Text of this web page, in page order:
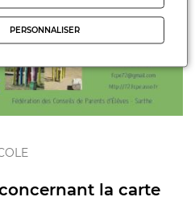
la carte
PERSONNALISER